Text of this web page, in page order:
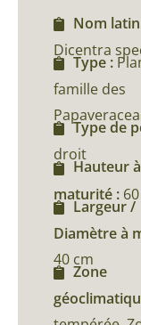
Nom
Dicentra
Type :
famille des
Type de
droit
Hauteur à
maturité :
Largeur /
Diamètre à
40 cm
Zone